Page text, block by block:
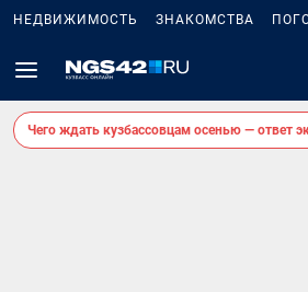
НЕДВИЖИМОСТЬ ЗНАКОМСТВА
Чего ждать кузбассовцам осенью — ответ